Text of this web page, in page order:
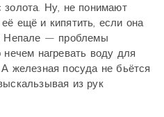
Ну, не понимают
ещё и кипятить, если она
Непале — проблемы
нагревать воду для
железная посуда не бьётся
из рук